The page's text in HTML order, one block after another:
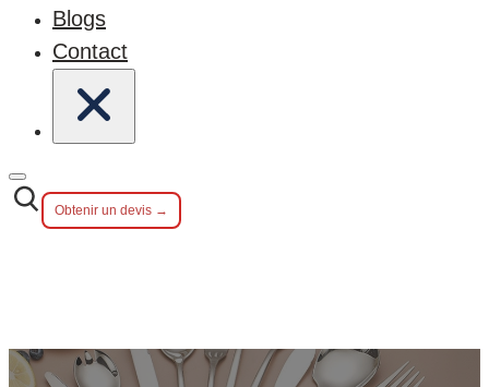
Blogs
Contact
Obtenir un devis →